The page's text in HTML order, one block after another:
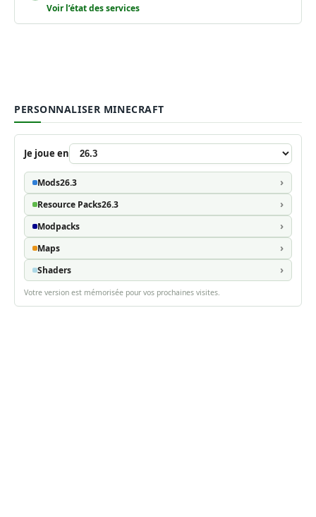
Voir l’état des services
PERSONNALISER MINECRAFT
Je joue en
Mods26.3
Resource Packs26.3
Modpacks
Maps
Shaders
Votre version est mémorisée pour vos prochaines visites.